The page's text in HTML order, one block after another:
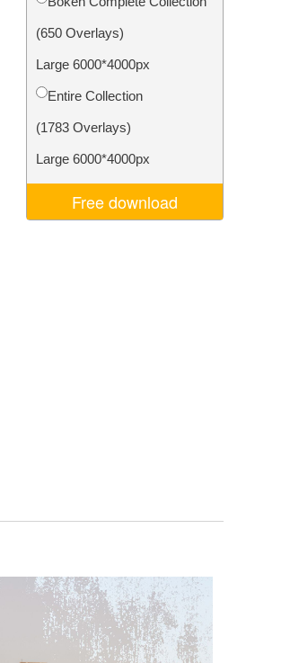
(650 Overlays)
Large 6000*4000px
Entire Collection
(1783 Overlays)
Large 6000*4000px
Free download